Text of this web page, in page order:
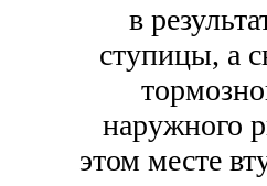
в
ступицы, а
наружного
этом месте